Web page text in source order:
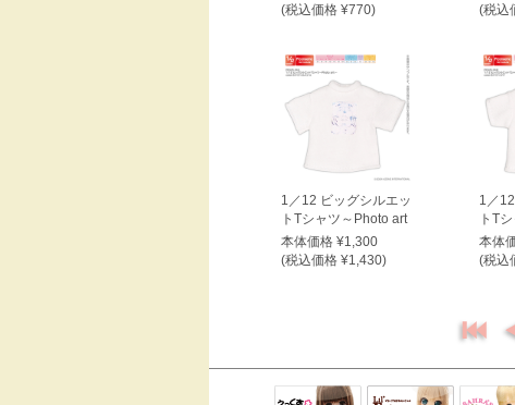
(税込価格 ¥770)
(税込
1／12 ビッグシルエッ
トTシャツ～Photo art
～
本体価格 ¥1,300
(税込価格 ¥1,430)
1／
トT
～
本体
(税込